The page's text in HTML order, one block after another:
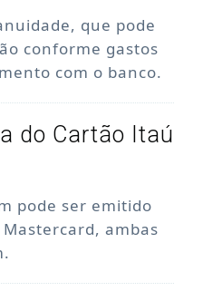
que pode
conforme gastos
com o banco.
do Cartão Itaú
pode ser emitido
ambas